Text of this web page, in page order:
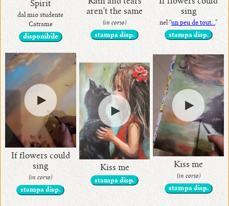
Spirit
dal mio studente
Catrame
disponibile
aren't the same
(in corso)
stampa disp.
sing
nel “un peu de tout...”
stampa disp.
If flowers could
sing
(in corso)
stampa disp.
Kiss me
stampa disp.
Kiss me
(in corso)
stampa disp.